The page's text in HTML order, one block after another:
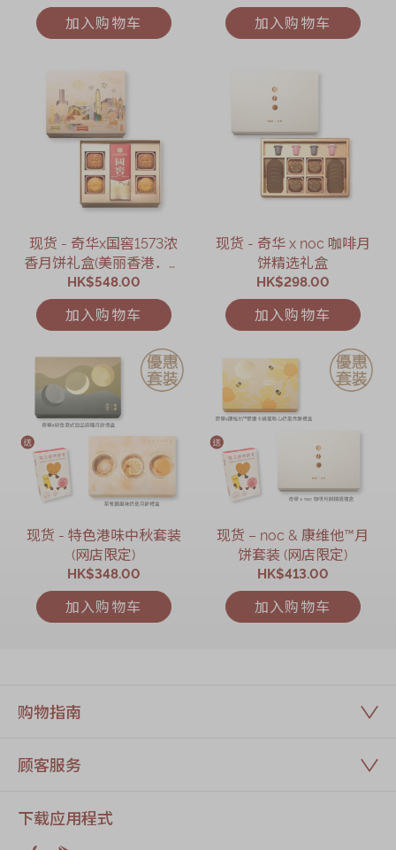
加入购物车 加入购物车
现货 - 奇华x国窖1573浓
香月饼礼盒(美丽香港．限
定版)
HK$548.00
加入购物车
现货 - 奇华 x noc 咖啡月
饼精选礼盒
HK$298.00
加入购物车
现货 - 特色港味中秋套装
(网店限定)
HK$348.00
加入购物车
现货 – noc & 康维他™月
饼套装 (网店限定)
HK$413.00
加入购物车
购物指南
顾客服务
下载应用程式